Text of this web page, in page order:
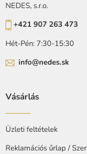
NEDES, s.r.o.
+421 907 263 473
Hét-Pén: 7:30-15:30
info@nedes.sk
Vásárlás
Üzleti feltételek
Reklamációs űrlap /